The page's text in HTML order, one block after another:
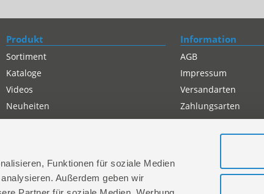
Funktionen für soziale Medien
Außerdem geben wir
Produkt
Sortiment
Kataloge
Videos
Neuheiten
Information
AGB
Impressum
Versandarten
Zahlungsarten
Compliance
Datenschutz